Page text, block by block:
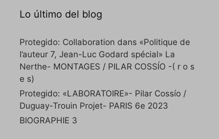
Lo último del blog
Protegido: Collaboration dans «Politique de
l’auteur 7, Jean-Luc Godard spécial» La
Nerthe- MONTAGES / PILAR COSSÍO -( r o s
e s)
Protegido: «LABORATOIRE»- Pilar Cossío /
Duguay-Trouin Projet- PARIS 6e 2023
BIOGRAPHIE 3